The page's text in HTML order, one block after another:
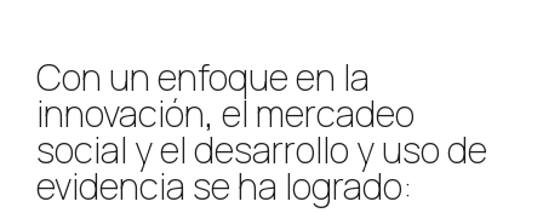
Con un enfoque en la
innovación, el mercadeo
social y el desarrollo y uso de
evidencia se ha logrado: